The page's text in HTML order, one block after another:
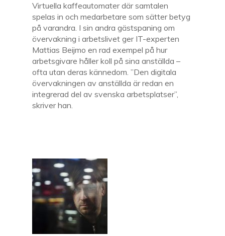
Virtuella kaffeautomater där samtalen
spelas in och medarbetare som sätter betyg
på varandra. I sin andra gästspaning om
övervakning i arbetslivet ger IT-experten
Mattias Beijmo en rad exempel på hur
arbetsgivare håller koll på sina anställda –
ofta utan deras kännedom. ”Den digitala
övervakningen av anställda är redan en
integrerad del av svenska arbetsplatser”,
skriver han.